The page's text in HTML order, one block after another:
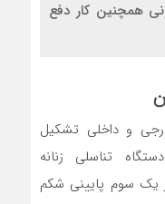
همچنین کار دفع
و داخلی تشکیل
تناسلی زنانه
یک سوم پایینی شکم